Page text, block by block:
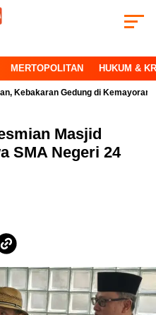
MERTOPOLITAN HUKUM &
Gedung di Kemayoran Makin
Masjid
SMA Negeri 24